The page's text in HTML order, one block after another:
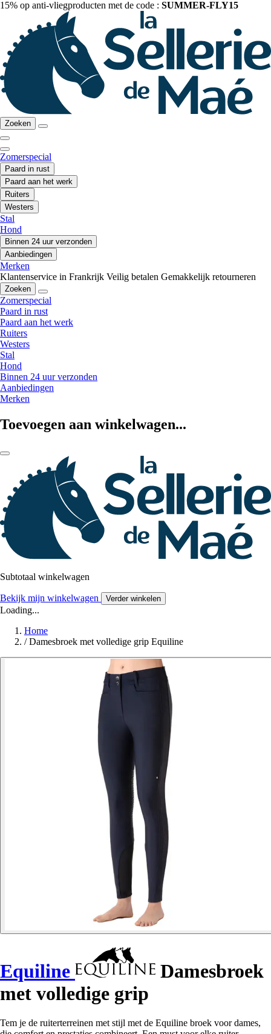
15% op anti-vliegproducten met de code : SUMMER-FLY15
Zoeken
Zomerspecial
Paard in rust
Paard aan het werk
Ruiters
Westers
Stal
Hond
Binnen 24 uur verzonden
Aanbiedingen
Merken
Klantenservice in Frankrijk Veilig betalen Gemakkelijk retourneren
Zoeken
Zomerspecial
Paard in rust
Paard aan het werk
Ruiters
Westers
Stal
Hond
Binnen 24 uur verzonden
Aanbiedingen
Merken
Toevoegen aan winkelwagen...
Subtotaal winkelwagen
Bekijk mijn winkelwagen Verder winkelen
Loading...
Home
/ Damesbroek met volledige grip Equiline
Equiline
Damesbroek
met volledige grip
Tem je de ruiterterreinen met stijl met de Equiline broek voor dames,